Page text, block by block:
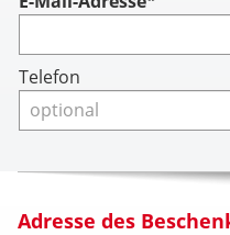
Telefon
Adresse des